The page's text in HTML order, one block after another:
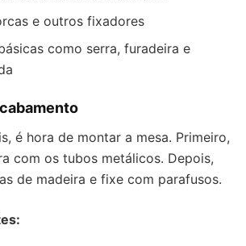
e outros fixadores
como serra, furadeira e
é hora de montar a mesa. Primeiro,
com os tubos metálicos. Depois,
de madeira e fixe com parafusos.